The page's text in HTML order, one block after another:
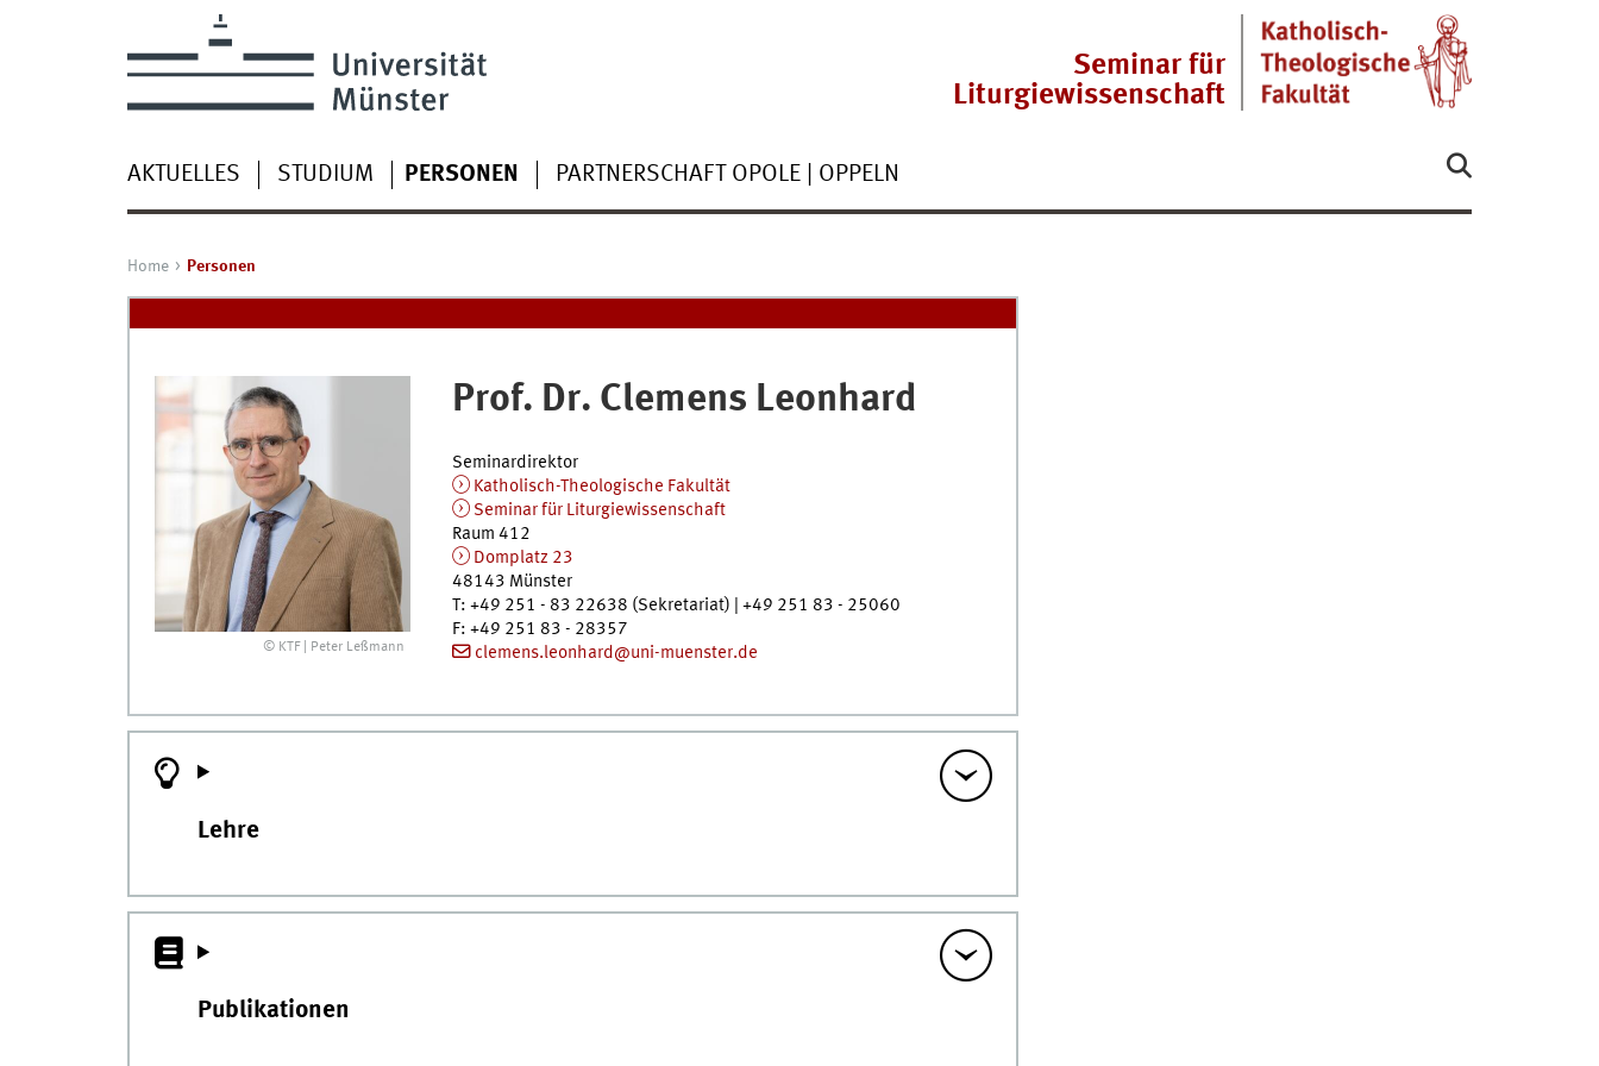
Seminar für
Liturgiewissenschaft
AKTUELLES STUDIUM PERSONEN PARTNERSCHAFT OPOLE | OPPELN
Home Personen
© KTF | Peter Leßmann
Prof. Dr. Clemens Leonhard
Seminardirektor
Katholisch-Theologische Fakultät
Seminar für Liturgiewissenschaft
Raum 412
Domplatz 23
48143 Münster
T: +49 251 - 83 22638 (Sekretariat) | +49 251 83 - 25060
F: +49 251 83 - 28357
clemens.leonhard@uni-muenster.de
Lehre
Publikationen